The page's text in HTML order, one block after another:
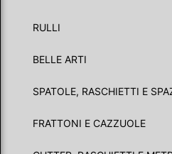
RULLI
BELLE ARTI
SPATOLE, RASCHIETTI E
FRATTONI E CAZZUOLE